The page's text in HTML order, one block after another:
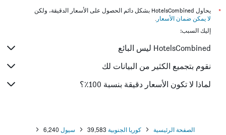
*
يحاول HotelsCombined بشكل دائم الحصول على الأسعار الدقيقة، ولكن
لا يمكن ضمان الأسعار .
إليك السبب:
HotelsCombined ليس البائع
نقوم بتجميع الكثير من البيانات لك
لماذا لا تكون الأسعار دقيقة بنسبة 100٪؟
الصفحة الرئيسية كوريا الجنوبية 39,583 سيول 6,240